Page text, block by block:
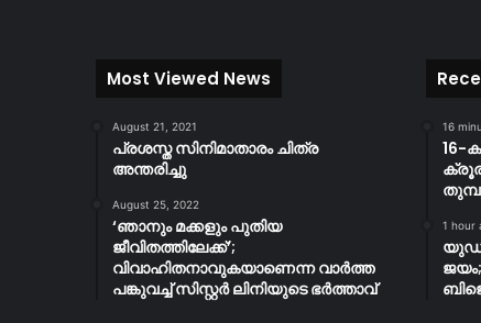
Most Viewed News
August 21, 2021
പ്രശസ്ത സിനിമാതാരം ചിത്ര
അന്തരിച്ചു
August 25, 2022
‘ഞാനും മക്കളും പുതിയ
ജീവിതത്തിലേക്ക്’;
വിവാഹിതനാവുകയാണെന്ന വാർത്ത
പങ്കുവച്ച് സിസ്റ്റർ ലിനിയുടെ ഭർത്താവ്
16
16-
1 hour